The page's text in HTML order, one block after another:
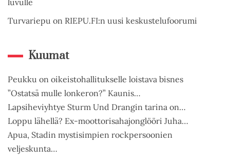
Turvariepu on RIEPU.FI:n uusi keskustelufoorumi
Kuumat
Peukku on oikeistohallitukselle loistava bisnes
”Ostatsä mulle lonkeron?” Kaunis…
Lapsiheviyhtye Sturm Und Drangin tarina on…
Loppu lähellä? Ex-moottorisahajonglööri Juha…
Apua, Stadin mystisimpien rockpersoonien
veljeskunta…